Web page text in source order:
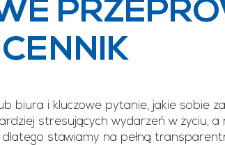
biura i kluczowe pytanie, jakie sobie
stresujących wydarzeń w życiu,
stawiamy na pełną